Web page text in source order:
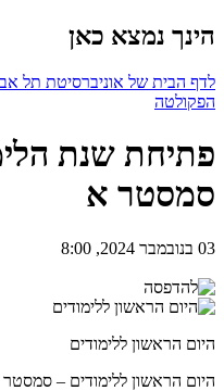
הינך נמצא כאן
לדף הבית של אוניברסיטת תל
הפקולטה
פתיחת שנת
סמסטר א
03 בנובמבר 2024, 8:00
היום הראשון ללימודים
היום הראשון ללימודים –